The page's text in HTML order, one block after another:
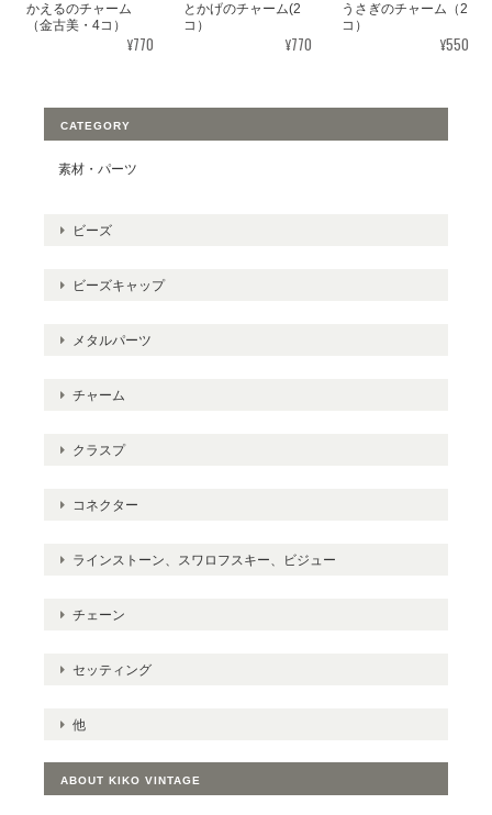
かえるのチャーム
（金古美・4コ）
¥770
とかげのチャーム(2
コ）
¥770
うさぎのチャーム（2
コ）
¥550
CATEGORY
素材・パーツ
ビーズ
ビーズキャップ
メタルパーツ
チャーム
クラスプ
コネクター
ラインストーン、スワロフスキー、ビジュー
チェーン
セッティング
他
ABOUT KIKO VINTAGE